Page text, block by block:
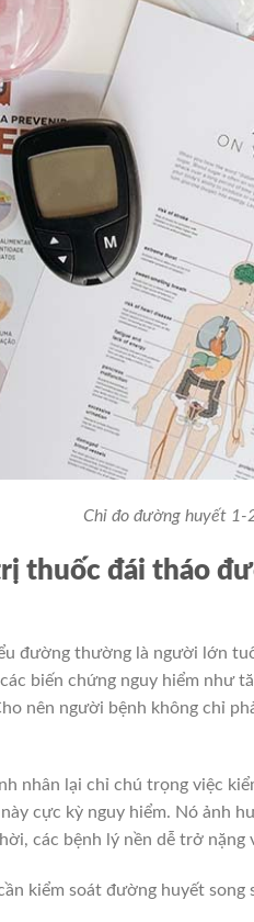
Chỉ đo đường huyết 1-
thuốc đái tháo
đường thường là người lớn
biến chứng nguy hiểm như
nên người bệnh không chỉ
nhân lại chỉ chú trọng việc
cực kỳ nguy hiểm. Nó ảnh
các bệnh lý nền dễ trở nặng
kiểm soát đường huyết